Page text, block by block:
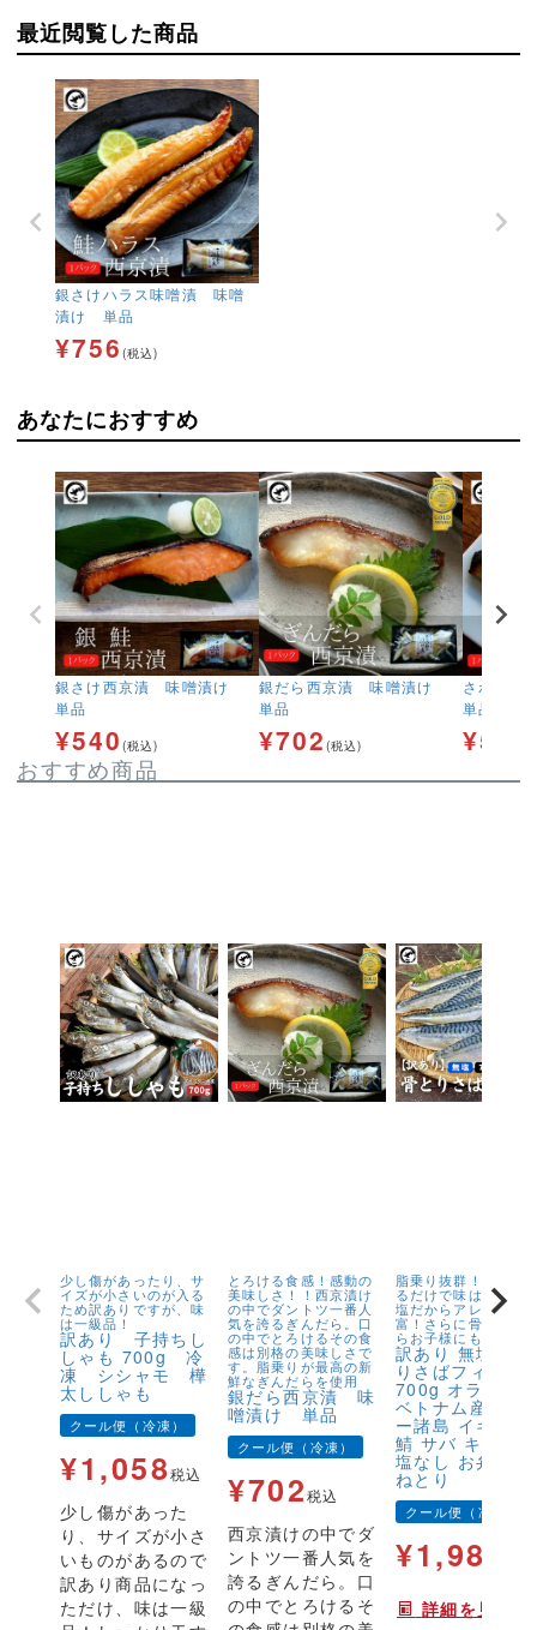
最近閲覧した商品
銀さけハラス味噌漬 味噌
漬け 単品
¥756(税込)
あなたにおすすめ
銀さけ西京漬 味噌漬け
単品
¥540(税込)
銀だら西京漬 味噌漬け
単品
¥702(税込)
さわら
単品
¥540
おすすめ商品
少し傷があったり、サ
イズが小さいのが入る
ため訳ありですが、味
は一級品！
訳あり 子持ちし
しゃも 700g 冷
凍 シシャモ 樺
太ししゃも
クール便（冷凍）
¥1,058税込
少し傷があった
り、サイズが小さ
いものがあるので
訳あり商品になっ
ただけ、味は一級
とろける食感！感動の
美味しさ！！西京漬け
の中でダントツ一番人
気を誇るぎんだら。口
の中でとろけるその食
感は別格の美味しさで
す。脂乗りが最高の新
鮮なぎんだらを使用
銀だら西京漬 味
噌漬け 単品
クール便（冷凍）
¥702税込
西京漬けの中でダ
ントツ一番人気を
誇るぎんだら。口
の中でとろけるそ
脂乗り抜群！キズが
るだけで味は1級品
塩だからアレンジが
富！さらに骨取りだ
らお子様にも安心！
訳あり 無塩 骨取
りさばフィーレ
700g オランダ
ベトナム産 フェ
ー諸島 イギリス
鯖 サバ キズ有
塩なし お弁当 ほ
ねとり
クール便（冷凍）
¥1,980
詳細を見る